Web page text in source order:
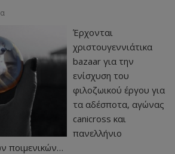
Έρχονται
χριστουγεννιάτικα
bazaar για την
ενίσχυση του
φιλοζωικού έργου για
τα αδέσποτα, αγώνας
canicross και
πανελλήνιο
ποιμενικών…